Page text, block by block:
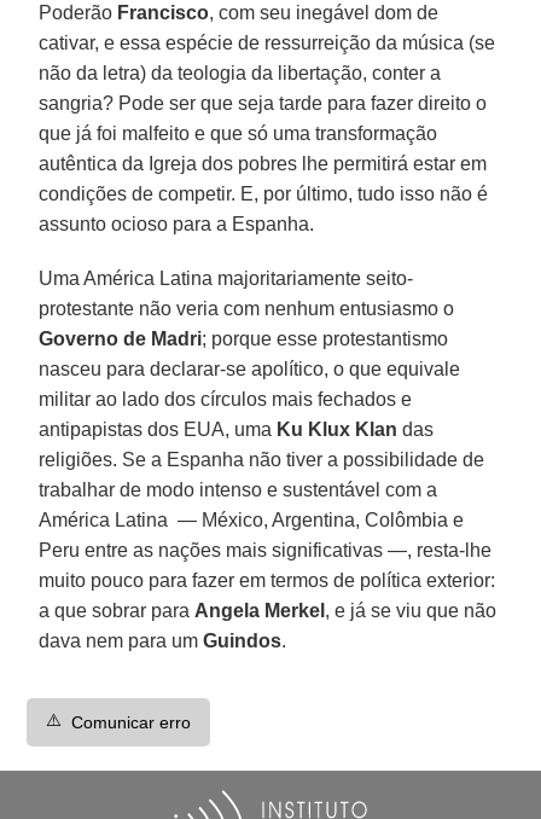
Poderão Francisco, com seu inegável dom de
cativar, e essa espécie de ressurreição da música (se
não da letra) da teologia da libertação, conter a
sangria? Pode ser que seja tarde para fazer direito o
que já foi malfeito e que só uma transformação
autêntica da Igreja dos pobres lhe permitirá estar em
condições de competir. E, por último, tudo isso não é
assunto ocioso para a Espanha.
Uma América Latina majoritariamente seito-
protestante não veria com nenhum entusiasmo o
Governo de Madri; porque esse protestantismo
nasceu para declarar-se apolítico, o que equivale
militar ao lado dos círculos mais fechados e
antipapistas dos EUA, uma Ku Klux Klan das
religiões. Se a Espanha não tiver a possibilidade de
trabalhar de modo intenso e sustentável com a
América Latina — México, Argentina, Colômbia e
Peru entre as nações mais significativas —, resta-lhe
muito pouco para fazer em termos de política exterior:
a que sobrar para Angela Merkel , e já se viu que não
dava nem para umGuindos.
⚠️ Comunicar erro